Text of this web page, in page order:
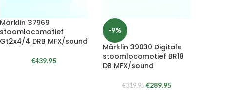
Märklin 37969
stoomlocomotief
Gt2x4/4 DRB MFX/sound
€439.95
-9%
Märklin 39030 Digitale
stoomlocomotief BR18
DB MFX/sound
€319.95 €289.95